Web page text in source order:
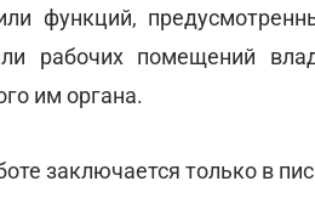
функций,
рабочих помещений
им органа.
заключается только в